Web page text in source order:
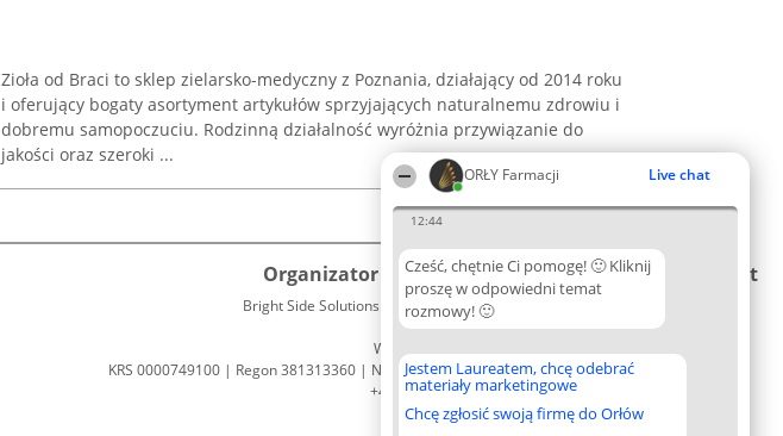
ORŁY Farmacji Live chat
12:44
Cześć, chętnie Ci pomogę! 🙂 Kliknij
proszę w odpowiedni temat
rozmowy! 🙂
Jestem Laureatem, chcę odebrać
materiały marketingowe
Chcę zgłosić swoją firmę do Orłów
Zioła od Braci to sklep zielarsko-medyczny z Poznania, działający od 2014 roku
i oferujący bogaty asortyment artykułów sprzyjających naturalnemu zdrowiu i
dobremu samopoczuciu. Rodzinną działalność wyróżnia przywiązanie do
jakości oraz szeroki ...
Organizator plebiscytu
Bright Side Solutions sp. z o. o. sp. k.
ul. Ruska 22
Wrocław 50-079
KRS 0000749100 | Regon 381313360 | NIP 8943132676
+48 508 492 400
Plebiscyt
Lista
Laureatów
Zasady
Regulamin
Kontakt